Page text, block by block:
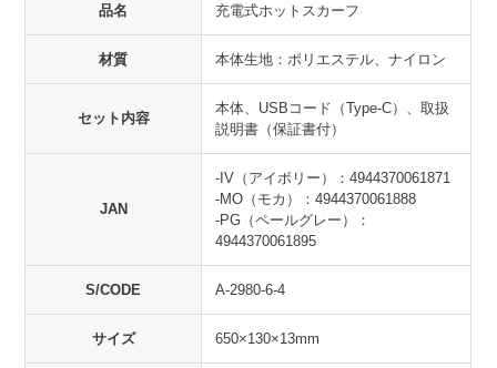
品名 充電式ホットスカーフ
材質 本体生地：ポリエステル、ナイロン
セット内容
本体、USBコード（Type-C）、取扱
説明書（保証書付）
JAN
-IV（アイボリー）：4944370061871
-MO（モカ）：4944370061888
-PG（ペールグレー）：
4944370061895
S/CODE A-2980-6-4
サイズ 650×130×13mm